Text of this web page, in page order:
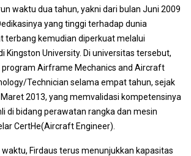
waktu dua tahun, yakni dari bulan Juni 2009
yang tinggi terhadap dunia
terbang kemudian diperkuat melalui
Kingston University. Di universitas tersebut,
program Airframe Mechanics and Aircraft
Technician selama empat tahun, sejak
2013, yang memvalidasi kompetensinya
di bidang perawatan rangka dan mesin
CertHe(Aircraft Engineer).
Firdaus terus menunjukkan kapasitas